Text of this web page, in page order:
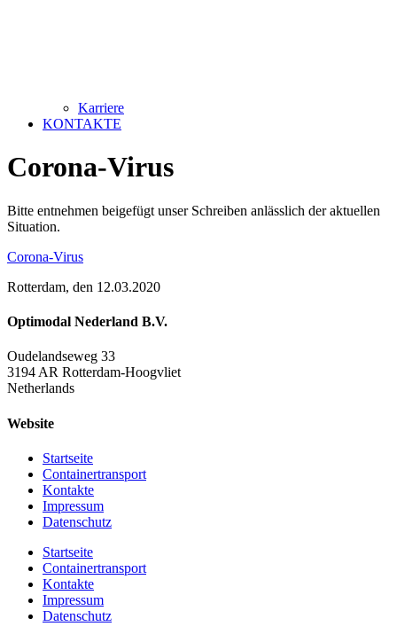
Karriere
KONTAKTE
Corona-Virus
Bitte entnehmen beigefügt unser Schreiben anlässlich der aktuellen
Situation.
Corona-Virus
Rotterdam, den 12.03.2020
Optimodal Nederland B.V.
Oudelandseweg 33
3194 AR Rotterdam-Hoogvliet
Netherlands
Website
Startseite
Containertransport
Kontakte
Impressum
Datenschutz
Startseite
Containertransport
Kontakte
Impressum
Datenschutz